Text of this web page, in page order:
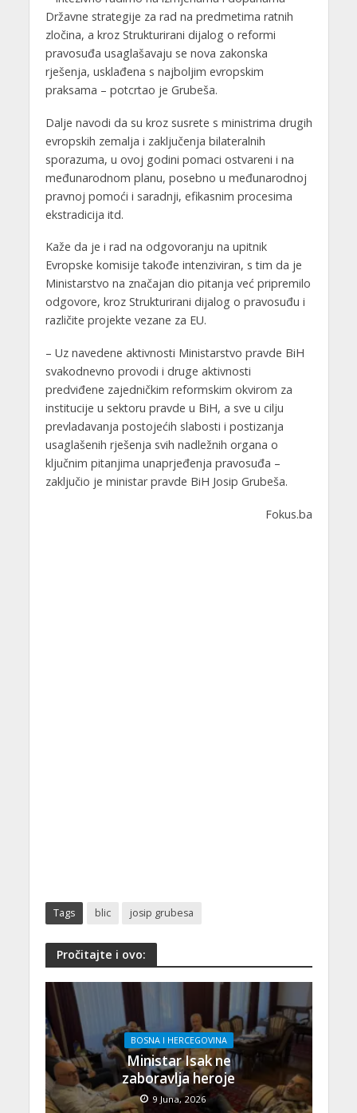
Državne strategije za rad na predmetima ratnih
zločina, a kroz Strukturirani dijalog o reformi
pravosuđa usaglašavaju se nova zakonska
rješenja, usklađena s najboljim evropskim
praksama – potcrtao je Grubeša.
Dalje navodi da su kroz susrete s ministrima drugih
evropskih zemalja i zaključenja bilateralnih
sporazuma, u ovoj godini pomaci ostvareni i na
međunarodnom planu, posebno u međunarodnoj
pravnoj pomoći i saradnji, efikasnim procesima
ekstradicija itd.
Kaže da je i rad na odgovoranju na upitnik
Evropske komisije takođe intenziviran, s tim da je
Ministarstvo na značajan dio pitanja već pripremilo
odgovore, kroz Strukturirani dijalog o pravosuđu i
različite projekte vezane za EU.
– Uz navedene aktivnosti Ministarstvo pravde BiH
svakodnevno provodi i druge aktivnosti
predviđene zajedničkim reformskim okvirom za
institucije u sektoru pravde u BiH, a sve u cilju
prevladavanja postojećih slabosti i postizanja
usaglašenih rješenja svih nadležnih organa o
ključnim pitanjima unaprjeđenja pravosuđa –
zaključio je ministar pravde BiH Josip Grubeša.
Fokus.ba
Tags blic josip grubesa
Pročitajte i ovo:
BOSNA I HERCEGOVINA
Ministar Isak ne
zaboravlja heroje
9 Juna, 2026